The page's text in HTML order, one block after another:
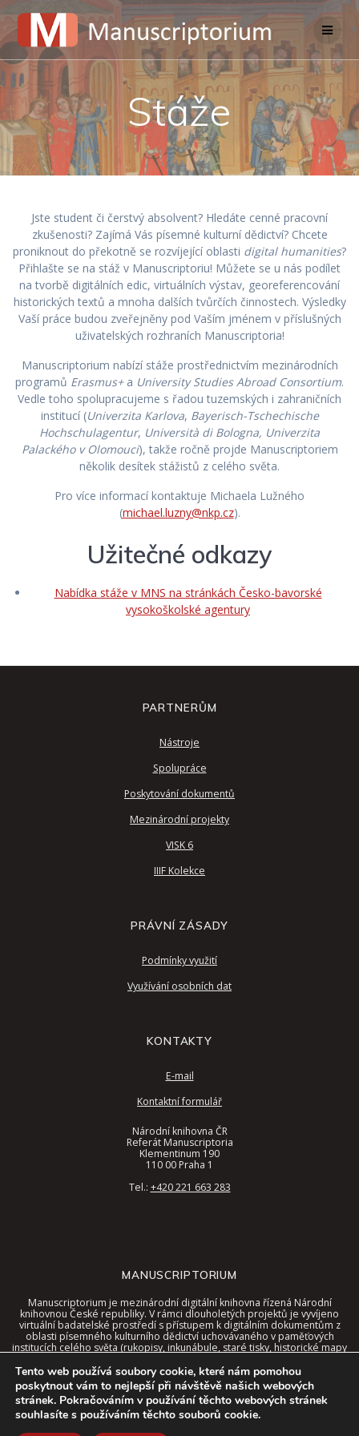
Skip
to
content
Stáže
Jste student či čerstvý absolvent? Hledáte cenné pracovní
zkušenosti? Zajímá Vás písemné kulturní dědictví? Chcete
proniknout do překotně se rozvíjející oblasti digital humanities?
Přihlašte se na stáž v Manuscriptoriu! Můžete se u nás podílet
na tvorbě digitálních edic, virtuálních výstav, georeferencování
historických textů a mnoha dalších tvůrčích činnostech. Výsledky
Vaší práce budou zveřejněny pod Vaším jménem v příslušných
uživatelských rozhraních Manuscriptoria!
Manuscriptorium nabízí stáže prostřednictvím mezinárodních
programů Erasmus+a University Studies Abroad Consortium.
Vedle toho spolupracujeme s řadou tuzemských i zahraničních
institucí (Univerzita Karlova, Bayerisch-Tschechische
Hochschulagentur, Università di Bologna, Univerzita
Palackého v Olomouci), takže ročně projde Manuscriptoriem
několik desítek stážistů z celého světa.
Pro více informací kontaktuje Michaela Lužného
(michael.luzny@nkp.cz).
Užitečné odkazy
Nabídka stáže v MNS na stránkách Česko-bavorské
vysokoškolské agentury
MANUSCRIPTORIUM
Manuscriptorium je mezinárodní digitální knihovna řízená Národní
knihovnou České republiky. V rámci dlouholetých projektů je vyvíjeno
virtuální badatelské prostředí s přístupem k digitálním dokumentům z
oblasti písemného kulturního dědictví uchovávaného v paměťových
institucích celého světa (rukopisy, inkunábule, staré tisky, historické mapy
Tyto dokumenty jsou nyní dostupné v jednotném rozhraní digitální
knihovny, a to spolu se speciálními nástroji a kontextem virtuálního
prostředí.
PARTNERŮM
Nástroje
Spolupráce
Poskytování dokumentů
Mezinárodní projekty
VISK 6
IIIF Kolekce
PRÁVNÍ ZÁSADY
Podmínky využití
Využívání osobních dat
KONTAKTY
E-mail
Kontaktní formulář
Národní knihovna ČR
Referát Manuscriptoria
Klementinum 190
110 00 Praha 1
Tel.: +420 221 663 283
Tento web používá soubory cookie, které nám pomohou
poskytnout vám to nejlepší při návštěvě našich webových
stránek. Pokračováním v používání těchto webových stránek
souhlasíte s používáním těchto souborů cookie.